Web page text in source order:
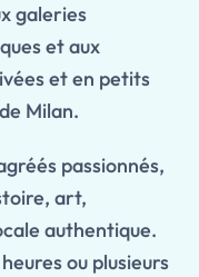
galeries
et aux
et en petits
Milan.
passionnés,
art,
authentique.
ou plusieurs